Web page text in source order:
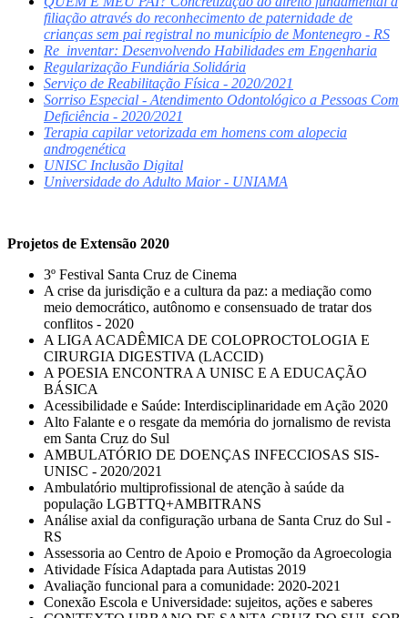
filiação através do reconhecimento de paternidade de
crianças sem pai registral no município de Montenegro - RS
Re_inventar: Desenvolvendo Habilidades em Engenharia
Regularização Fundiária Solidária
Serviço de Reabilitação Física - 2020/2021
Sorriso Especial - Atendimento Odontológico a Pessoas Com
Deficiência - 2020/2021
Terapia capilar vetorizada em homens com alopecia
androgenética
UNISC Inclusão Digital
Universidade do Adulto Maior - UNIAMA
Projetos de Extensão 2020
3º Festival Santa Cruz de Cinema
A crise da jurisdição e a cultura da paz: a mediação como
meio democrático, autônomo e consensuado de tratar dos
conflitos - 2020
A LIGA ACADÊMICA DE COLOPROCTOLOGIA E
CIRURGIA DIGESTIVA (LACCID)
A POESIA ENCONTRA A UNISC E A EDUCAÇÃO
BÁSICA
Acessibilidade e Saúde: Interdisciplinaridade em Ação 2020
Alto Falante e o resgate da memória do jornalismo de revista
em Santa Cruz do Sul
AMBULATÓRIO DE DOENÇAS INFECCIOSAS SIS-
UNISC - 2020/2021
Ambulatório multiprofissional de atenção à saúde da
população LGBTTQ+AMBITRANS
Análise axial da configuração urbana de Santa Cruz do Sul -
RS
Assessoria ao Centro de Apoio e Promoção da Agroecologia
Atividade Física Adaptada para Autistas 2019
Avaliação funcional para a comunidade: 2020-2021
Conexão Escola e Universidade: sujeitos, ações e saberes